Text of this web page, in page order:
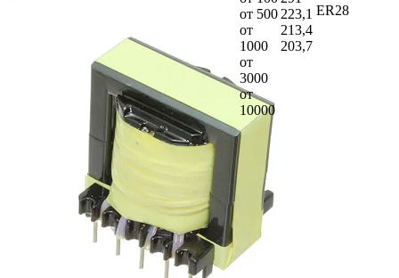
от 500
от
1000
от
3000
от
10000
223,1
213,4
203,7
ER28